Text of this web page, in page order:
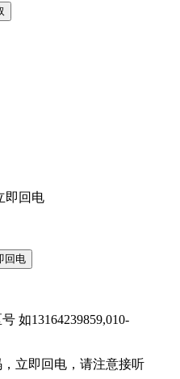
即回电
回电
如13164239859,010-
立即回电，请注意接听